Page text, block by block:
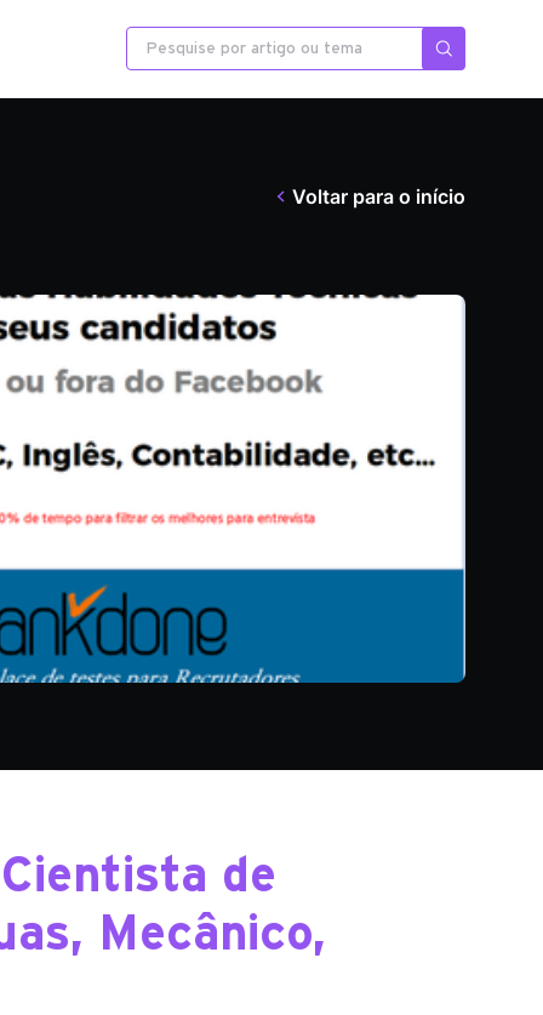
Voltar para o início
de
Mecânico,